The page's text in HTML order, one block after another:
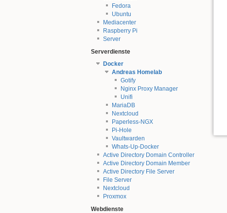
Fedora
Ubuntu
Mediacenter
Raspberry Pi
Server
Serverdienste
Docker
Andreas Homelab
Gotify
Nginx Proxy Manager
Unifi
MariaDB
Nextcloud
Paperless-NGX
Pi-Hole
Vaultwarden
Whats-Up-Docker
Active Directory Domain Controller
Active Directory Domain Member
Active Directory File Server
File Server
Nextcloud
Proxmox
Webdienste